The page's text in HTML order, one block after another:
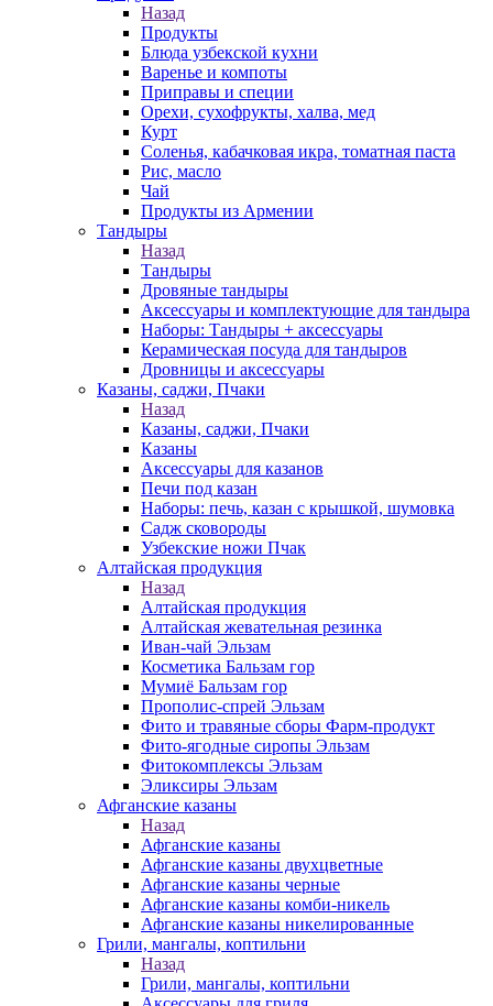
Назад
Продукты
Блюда узбекской кухни
Варенье и компоты
Приправы и специи
Орехи, сухофрукты, халва, мед
Курт
Соленья, кабачковая икра, томатная паста
Рис, масло
Чай
Продукты из Армении
Тандыры
Назад
Тандыры
Дровяные тандыры
Аксессуары и комплектующие для тандыра
Наборы: Тандыры + аксессуары
Керамическая посуда для тандыров
Дровницы и аксессуары
Казаны, саджи, Пчаки
Назад
Казаны, саджи, Пчаки
Казаны
Аксессуары для казанов
Печи под казан
Наборы: печь, казан с крышкой, шумовка
Садж сковороды
Узбекские ножи Пчак
Алтайская продукция
Назад
Алтайская продукция
Алтайская жевательная резинка
Иван-чай Эльзам
Косметика Бальзам гор
Мумиё Бальзам гор
Прополис-спрей Эльзам
Фито и травяные сборы Фарм-продукт
Фито-ягодные сиропы Эльзам
Фитокомплексы Эльзам
Эликсиры Эльзам
Афганские казаны
Назад
Афганские казаны
Афганские казаны двухцветные
Афганские казаны черные
Афганские казаны комби-никель
Афганские казаны никелированные
Грили, мангалы, коптильни
Назад
Грили, мангалы, коптильни